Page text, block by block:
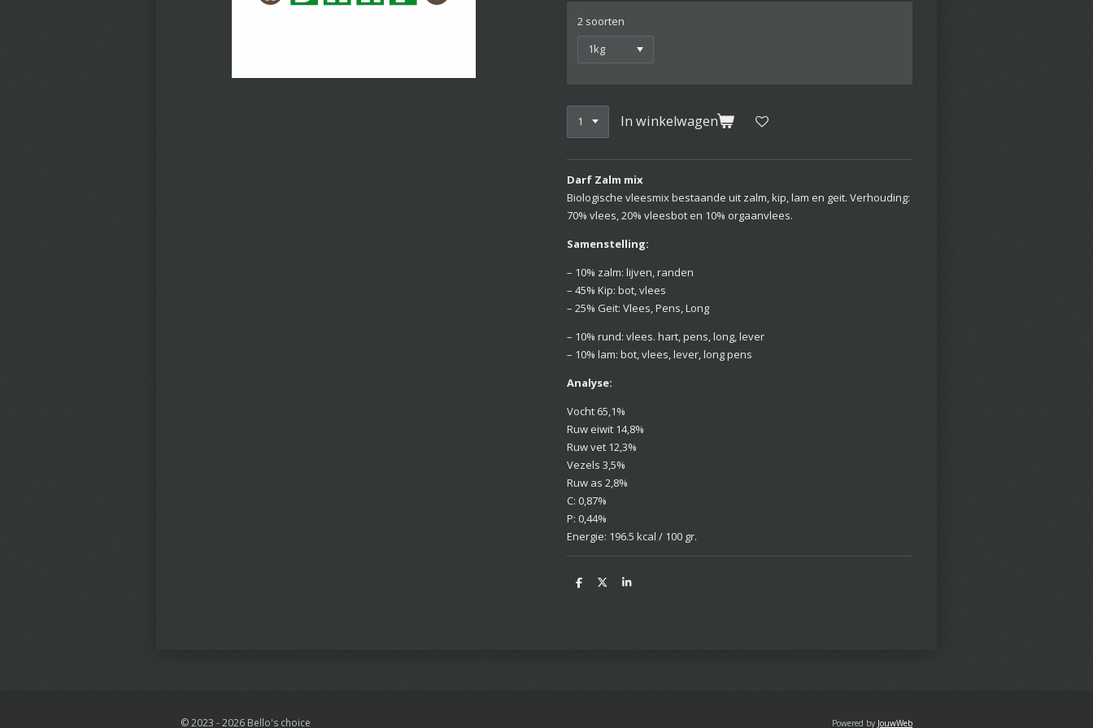
2 soorten
In winkelwagen
Darf Zalm mix
Biologische vleesmix bestaande uit zalm, kip, lam en geit. Verhouding:
70% vlees, 20% vleesbot en 10% orgaanvlees.
Samenstelling:
– 10% zalm: lijven, randen
– 45% Kip: bot, vlees
– 25% Geit: Vlees, Pens, Long
– 10% rund: vlees. hart, pens, long, lever
– 10% lam: bot, vlees, lever, long pens
Analyse:
Vocht 65,1%
Ruw eiwit 14,8%
Ruw vet 12,3%
Vezels 3,5%
Ruw as 2,8%
C: 0,87%
P: 0,44%
Energie: 196.5 kcal / 100 gr.
D
D
S
© 2023 - 2026 Bello's choice Powered by JouwWeb